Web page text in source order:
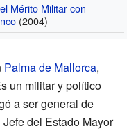
Mérito Militar con
(2004)
Palma de Mallorca,
un militar y político
a ser general de
del Estado Mayor